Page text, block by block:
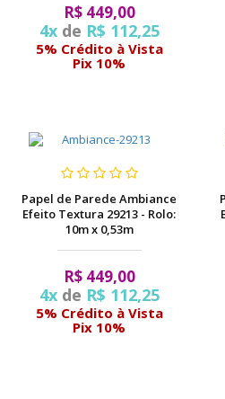
R$ 449,00
4xde R$ 112,25
5% Crédito à Vista
Pix 10%
Papel de Parede Ambiance
Efeito Textura 29213 - Rolo:
10m x 0,53m
R$ 449,00
4xde R$ 112,25
5% Crédito à Vista
Pix 10%